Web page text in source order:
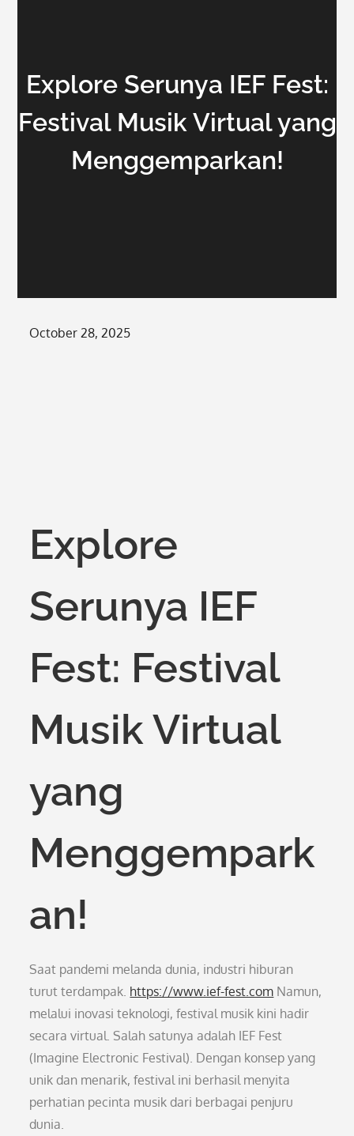
Explore Serunya IEF Fest:
Festival Musik Virtual yang
Menggemparkan!
Posted
October 28, 2025
Explore
Serunya IEF
Fest: Festival
Musik Virtual
yang
Menggempark
an!
Saat pandemi melanda dunia, industri hiburan
turut terdampak. https://www.ief-fest.com Namun,
melalui inovasi teknologi, festival musik kini hadir
secara virtual. Salah satunya adalah IEF Fest
(Imagine Electronic Festival). Dengan konsep yang
unik dan menarik, festival ini berhasil menyita
perhatian pecinta musik dari berbagai penjuru
dunia.